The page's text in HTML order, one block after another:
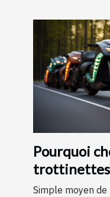
Pourquoi
trottinettes
Simple moyen